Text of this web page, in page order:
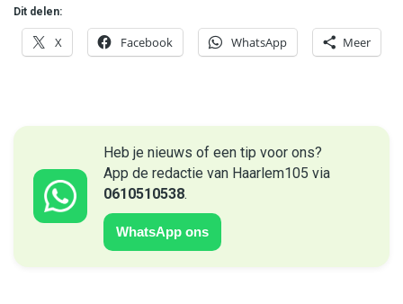
Dit delen:
X Facebook WhatsApp Meer
Heb je nieuws of een tip voor ons?
App de redactie van Haarlem105 via
0610510538.
WhatsApp ons